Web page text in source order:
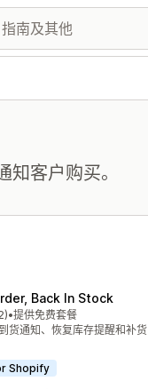
客户购买。
Back In Stock
5 星）
评论
•提供免费套餐
货通知、恢复库存提醒和补货
Shopify